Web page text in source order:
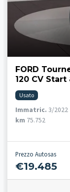
FORD
120 CV Start
Usato
Immatric. 3/2022
km 75.752
Prezzo Autosas
€19.485